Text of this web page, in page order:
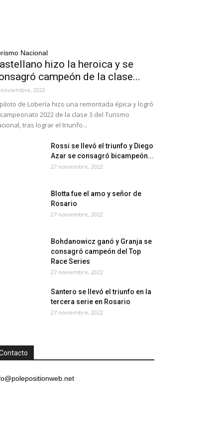
Nacional
hizo la heroica y se
campeón de la clase...
2022
de Lobería hizo una remontada épica y logró
2022 de la clase 3 del Turismo
tras lograr el triunfo...
Rossi se llevó el triunfo y Diego
Azar se consagró bicampeón...
27 noviembre, 2022
Blotta fue el amo y señor de
Rosario
27 noviembre, 2022
Bohdanowicz ganó y Granja se
consagró campeón del Top
Race Series
27 noviembre, 2022
Santero se llevó el triunfo en la
tercera serie en Rosario
27 noviembre, 2022